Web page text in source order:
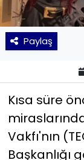
Paylaş
Kısa süre
Vakfı'nın
Başkanlığı
SAĞLIK
Siyaset
Yaşam